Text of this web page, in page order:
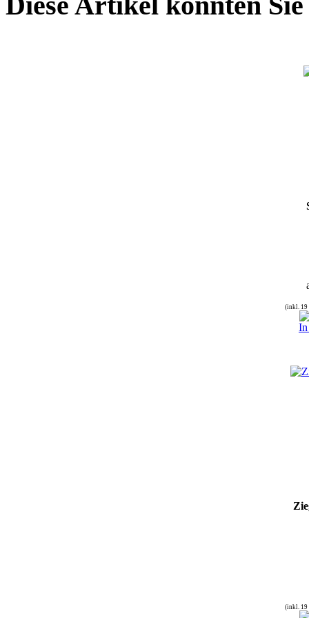
(inkl. 19
In
(inkl. 19